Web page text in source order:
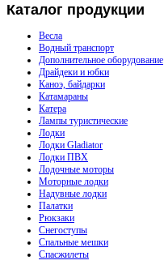
Каталог продукции
Весла
Водный транспорт
Дополнительное оборудование
Драйдеки и юбки
Каноэ, байдарки
Катамараны
Катера
Лампы туристические
Лодки
Лодки Gladiator
Лодки ПВХ
Лодочные моторы
Моторные лодки
Надувные лодки
Палатки
Рюкзаки
Снегоступы
Спальные мешки
Спасжилеты